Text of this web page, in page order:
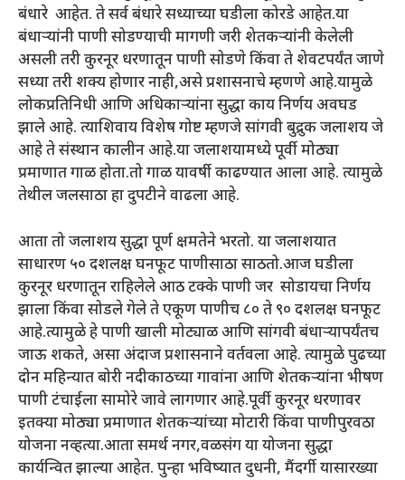
बंधारे आहेत. ते सर्व बंधारे सध्याच्या घडीला कोरडे आहेत.या
बंधाऱ्यांनी पाणी सोडण्याची मागणी जरी शेतकऱ्यांनी केलेली
असली तरी कुरनूर धरणातून पाणी सोडणे किंवा ते शेवटपर्यंत जाणे
सध्या तरी शक्य होणार नाही,असे प्रशासनाचे म्हणणे आहे.यामुळे
लोकप्रतिनिधी आणि अधिकाऱ्यांना सुद्धा काय निर्णय अवघड
झाले आहे. त्याशिवाय विशेष गोष्ट म्हणजे सांगवी बुद्रुक जलाशय जे
आहे ते संस्थान कालीन आहे.या जलाशयामध्ये पूर्वी मोठ्या
प्रमाणात गाळ होता.तो गाळ यावर्षी काढण्यात आला आहे. त्यामुळे
तेथील जलसाठा हा दुपटीने वाढला आहे.
आता तो जलाशय सुद्धा पूर्ण क्षमतेने भरतो. या जलाशयात
साधारण ५० दशलक्ष घनफूट पाणीसाठा साठतो.आज घडीला
कुरनूर धरणातून राहिलेले आठ टक्के पाणी जर सोडायचा निर्णय
झाला किंवा सोडले गेले ते एकूण पाणीच ८० ते ९० दशलक्ष घनफूट
आहे.त्यामुळे हे पाणी खाली मोट्याळ आणि सांगवी बंधाऱ्यापर्यंतच
जाऊ शकते, असा अंदाज प्रशासनाने वर्तवला आहे. त्यामुळे पुढच्या
दोन महिन्यात बोरी नदीकाठच्या गावांना आणि शेतकऱ्यांना भीषण
पाणी टंचाईला सामोरे जावे लागणार आहे.पूर्वी कुरनूर धरणावर
इतक्या मोठ्या प्रमाणात शेतकऱ्यांच्या मोटारी किंवा पाणीपुरवठा
योजना नव्हत्या.आता समर्थ नगर,वळसंग या योजना सुद्धा
कार्यन्वित झाल्या आहेत. पुन्हा भविष्यात दुधनी, मैंदर्गी यासारख्या